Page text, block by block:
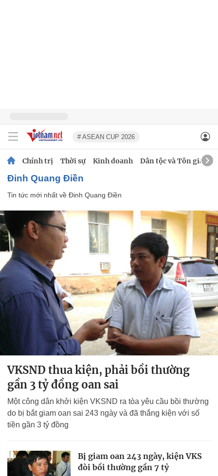
# ASEAN CUP 2026
Chính trị Thời sự Kinh doanh Dân tộc và Tôn giáo
Đinh Quang Điền
Tin tức mới nhất về Đinh Quang Điền
VKSND thua kiện, phải bồi thường
gần 3 tỷ đồng oan sai
Một công dân khởi kiện VKSND ra tòa yêu cầu bồi thường
do bị bắt giam oan sai 243 ngày và đã thắng kiện với số
tiền gần 3 tỷ đồng
Bị giam oan 243 ngày, kiện VKS
đòi bồi thường gần 7 tỷ